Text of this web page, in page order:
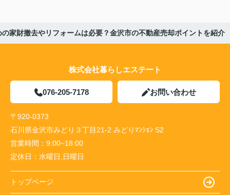
家財撤去やリフォームは必要？金沢市の不動産売却ポイントを紹介
株式会社暮らしエステート
076-205-7178 お問い合わせ
〒920-0373
石川県金沢市みどり３丁目21-2 みどりﾏﾝｼｮﾝ S2
営業時間： 9:00~18:00
定休日： 水曜日,日曜日
トップページ